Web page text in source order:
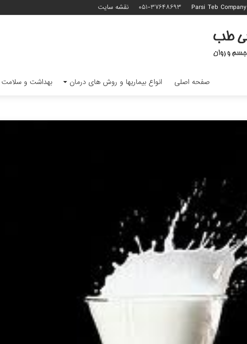
Parsi Teb Company ۰۵۱-۳۷۶۴۸۶۹۳ نقشه سایت
صفحه اصلی انواع بیماریها و روش های درمان بهداشت و سلامت